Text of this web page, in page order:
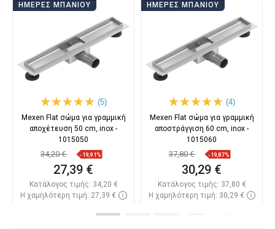
ΗΜΈΡΕΣ ΜΠΆΝΙΟΥ
(5)
Mexen Flat σώμα για γραμμική
αποχέτευση 50 cm, inox -
1015050
34,20 € -19,91%
27,39 €
Κατάλογος τιμής: 34,20 €
Η χαμηλότερη τιμή: 27,39 €
ΗΜΈΡΕΣ ΜΠΆΝΙΟΥ
(4)
Mexen Flat σώμα για γραμμική
αποστράγγιση 60 cm, inox -
1015060
37,80 € -19,87%
30,29 €
Κατάλογος τιμής: 37,80 €
Η χαμηλότερη τιμή: 30,29 €